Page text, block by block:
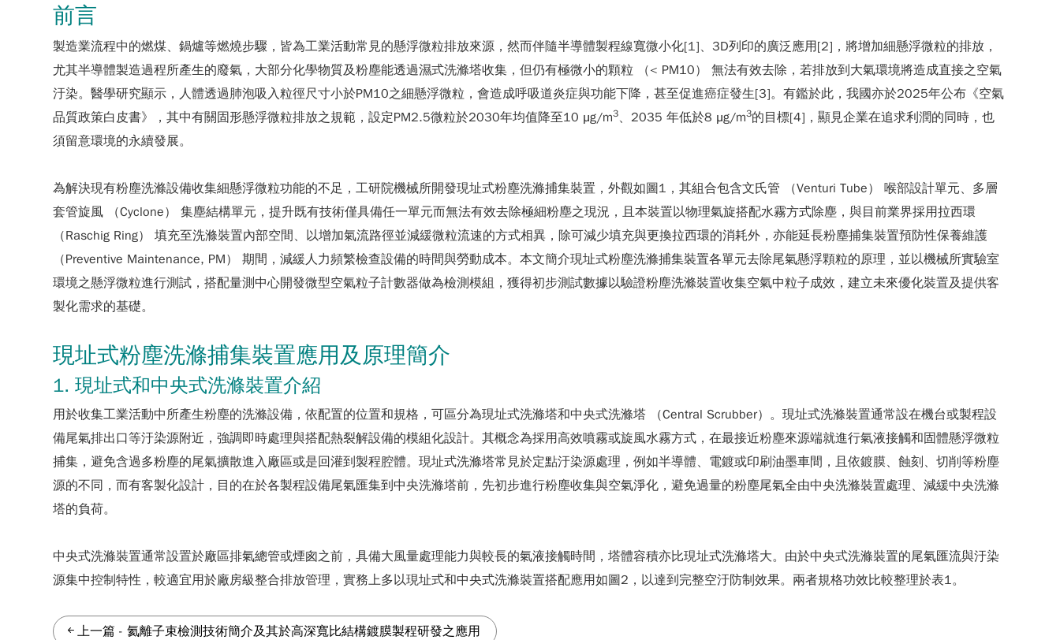
前言
製造業流程中的燃煤、鍋爐等燃燒步驟，皆為工業活動常見的懸浮微粒排放來源，然而伴隨半導體製程線寬微小化[1]、3D列印的廣泛應用[2]，將增加細懸浮微粒的排放，
尤其半導體製造過程所產生的廢氣，大部分化學物質及粉塵能透過濕式洗滌塔收集，但仍有極微小的顆粒 （< PM10） 無法有效去除，若排放到大氣環境將造成直接之空氣
汙染。醫學研究顯示，人體透過肺泡吸入粒徑尺寸小於PM10之細懸浮微粒，會造成呼吸道炎症與功能下降，甚至促進癌症發生[3]。有鑑於此，我國亦於2025年公布《空氣
品質政策白皮書》，其中有關固形懸浮微粒排放之規範，設定PM2.5微粒於2030年均值降至10 μg/m3、2035 年低於8 μg/m3的目標[4]，顯見企業在追求利潤的同時，也
須留意環境的永續發展。
為解決現有粉塵洗滌設備收集細懸浮微粒功能的不足，工研院機械所開發現址式粉塵洗滌捕集裝置，外觀如圖1，其組合包含文氏管 （Venturi Tube） 喉部設計單元、多層
套管旋風 （Cyclone） 集塵結構單元，提升既有技術僅具備任一單元而無法有效去除極細粉塵之現況，且本裝置以物理氣旋搭配水霧方式除塵，與目前業界採用拉西環
（Raschig Ring） 填充至洗滌裝置內部空間、以增加氣流路徑並減緩微粒流速的方式相異，除可減少填充與更換拉西環的消耗外，亦能延長粉塵捕集裝置預防性保養維護
（Preventive Maintenance, PM） 期間，減緩人力頻繁檢查設備的時間與勞動成本。本文簡介現址式粉塵洗滌捕集裝置各單元去除尾氣懸浮顆粒的原理，並以機械所實驗室
環境之懸浮微粒進行測試，搭配量測中心開發微型空氣粒子計數器做為檢測模組，獲得初步測試數據以驗證粉塵洗滌裝置收集空氣中粒子成效，建立未來優化裝置及提供客
製化需求的基礎。
現址式粉塵洗滌捕集裝置應用及原理簡介
1. 現址式和中央式洗滌裝置介紹
用於收集工業活動中所產生粉塵的洗滌設備，依配置的位置和規格，可區分為現址式洗滌塔和中央式洗滌塔 （Central Scrubber）。現址式洗滌裝置通常設在機台或製程設
備尾氣排出口等汙染源附近，強調即時處理與搭配熱裂解設備的模組化設計。其概念為採用高效噴霧或旋風水霧方式，在最接近粉塵來源端就進行氣液接觸和固體懸浮微粒
捕集，避免含過多粉塵的尾氣擴散進入廠區或是回灌到製程腔體。現址式洗滌塔常見於定點汙染源處理，例如半導體、電鍍或印刷油墨車間，且依鍍膜、蝕刻、切削等粉塵
源的不同，而有客製化設計，目的在於各製程設備尾氣匯集到中央洗滌塔前，先初步進行粉塵收集與空氣淨化，避免過量的粉塵尾氣全由中央洗滌裝置處理、減緩中央洗滌
塔的負荷。
中央式洗滌裝置通常設置於廠區排氣總管或煙囪之前，具備大風量處理能力與較長的氣液接觸時間，塔體容積亦比現址式洗滌塔大。由於中央式洗滌裝置的尾氣匯流與汙染
源集中控制特性，較適宜用於廠房級整合排放管理，實務上多以現址式和中央式洗滌裝置搭配應用如圖2，以達到完整空汙防制效果。兩者規格功效比較整理於表1。
上一篇 -氦離子束檢測技術簡介及其於高深寬比結構鍍膜製程研發之應用